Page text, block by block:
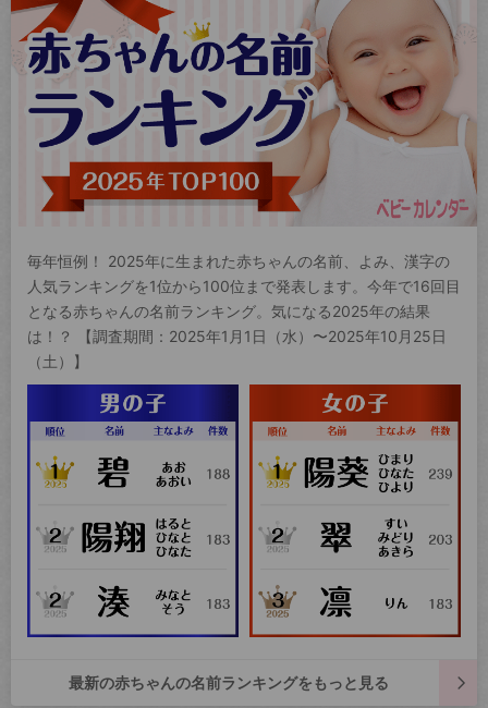
毎年恒例！ 2025年に生まれた赤ちゃんの名前、よみ、漢字の
人気ランキングを1位から100位まで発表します。今年で16回目
となる赤ちゃんの名前ランキング。気になる2025年の結果
は！？ 【調査期間：2025年1月1日（水）〜2025年10月25日
（土）】
最新の赤ちゃんの名前ランキングをもっと見る